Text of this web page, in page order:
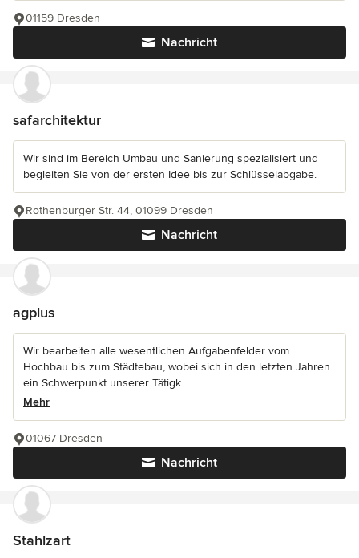
Nachricht
01159 Dresden
safarchitektur
Wir sind im Bereich Umbau und Sanierung spezialisiert und
begleiten Sie von der ersten Idee bis zur Schlüsselabgabe.
Nachricht
Rothenburger Str. 44, 01099 Dresden
agplus
Wir bearbeiten alle wesentlichen Aufgabenfelder vom
Hochbau bis zum Städtebau, wobei sich in den letzten Jahren
ein Schwerpunkt unserer Tätigk...
Mehr
Nachricht
01067 Dresden
Stahlzart